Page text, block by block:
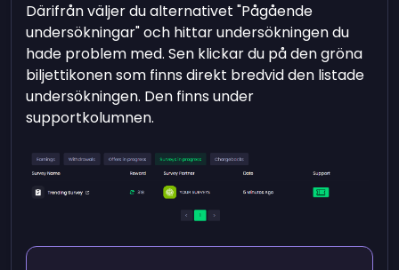
Därifrån väljer du alternativet "Pågående
undersökningar" och hittar undersökningen du
hade problem med. Sen klickar du på den gröna
biljettikonen som finns direkt bredvid den listade
undersökningen. Den finns under
supportkolumnen.